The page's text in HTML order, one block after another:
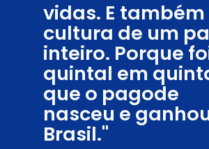
vidas. E também
cultura de um
inteiro. Porque
quintal em
que o pagode
nasceu e
Brasil."